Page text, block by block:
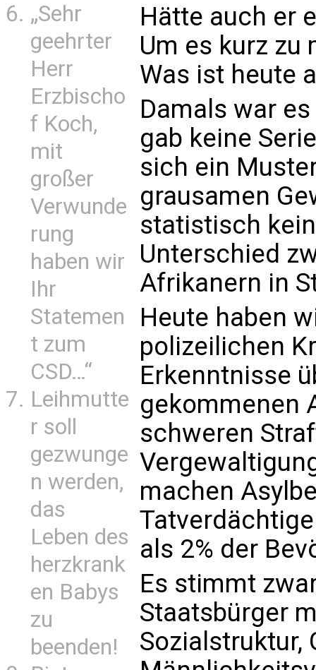
„Sehr
geehrter
Herr
Erzbischo
f Koch,
mit
großer
Verwunde
rung
haben wir
Ihr
Statemen
t zum
CSD…“
Leihmutte
r soll
gezwunge
n werden,
das
Leben des
herzkrank
en Babys
zu
beenden!
Hätte auch er
Um es kurz zu
Was ist heute
Damals war
gab keine
sich ein
grausamen
statistisch
Unterschied
Afrikanern in
Heute haben
polizeilichen
Erkenntnisse
gekommenen
schweren
machen
als 2% der
Es stimmt
Staatsbürger
Sozialstruktur,